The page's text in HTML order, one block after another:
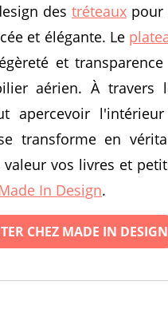
des tréteaux pour
et élégante. Le
et
aérien. À travers
apercevoir
transforme en
vos livres et
In Design.
CHEZ MADE IN DESIGN